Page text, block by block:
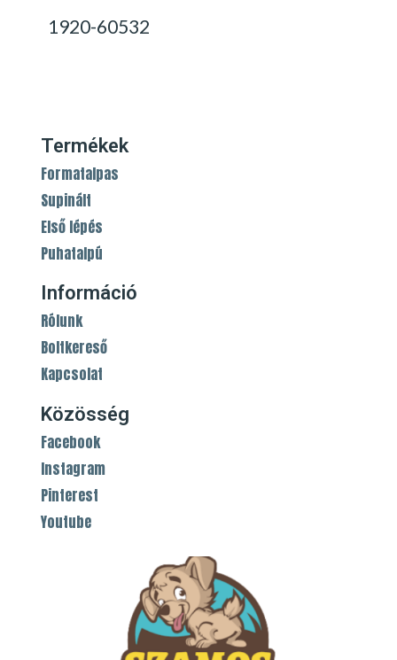
1920-60532
Termékek
Formatalpas
Supinált
Első lépés
Puhatalpú
Információ
Rólunk
Boltkereső
Kapcsolat
Közösség
Facebook
Instagram
Pinterest
Youtube